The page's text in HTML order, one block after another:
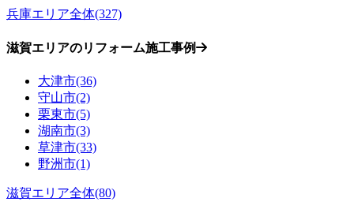
兵庫エリア全体(327)
滋賀エリアのリフォーム施工事例
大津市(36)
守山市(2)
栗東市(5)
湖南市(3)
草津市(33)
野洲市(1)
滋賀エリア全体(80)